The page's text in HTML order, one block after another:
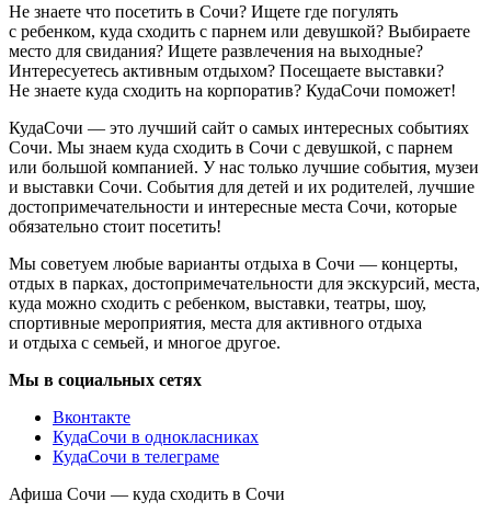
Не знаете что посетить в Сочи? Ищете где погулять
с ребенком, куда сходить с парнем или девушкой? Выбираете
место для свидания? Ищете развлечения на выходные?
Интересуетесь активным отдыхом? Посещаете выставки?
Не знаете куда сходить на корпоратив? КудаСочи поможет!
КудаСочи — это лучший сайт о самых интересных событиях
Сочи. Мы знаем куда сходить в Сочи с девушкой, с парнем
или большой компанией. У нас только лучшие события, музеи
и выставки Сочи. События для детей и их родителей, лучшие
достопримечательности и интересные места Сочи, которые
обязательно стоит посетить!
Мы советуем любые варианты отдыха в Сочи — концерты,
отдых в парках, достопримечательности для экскурсий, места,
куда можно сходить с ребенком, выставки, театры, шоу,
спортивные мероприятия, места для активного отдыха
и отдыха с семьей, и многое другое.
Мы в социальных сетях
Вконтакте
КудаСочи в однокласниках
КудаСочи в телеграме
Афиша Сочи — куда сходить в Сочи